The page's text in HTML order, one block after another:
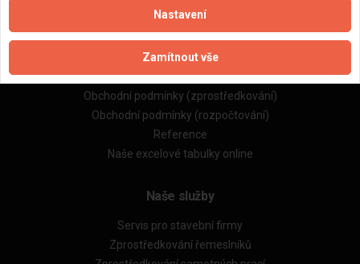
Důležité informace
Naše firmy a řemeslníci
Zpracování a ochrana osobních údajů
Zásady pro používání souborů cookie
Obchodní podmínky (zprostředkování)
Obchodní podmínky (rozpočtování)
Reference
Naše excelové tabulky online
Naše služby
Servis pro stavební firmy
Zprostředkování řemeslníků
Nastavení
Zamítnout vše